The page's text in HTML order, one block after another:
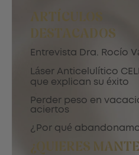
ARTÍCULOS
DESTACADOS
Entrevista Dra. Rocío
Láser Anticelulítico
que explican su éxito
Perder peso en
aciertos
¿Por qué
¿QUIERES